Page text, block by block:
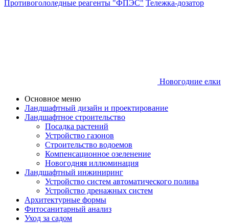
Противогололедные реагенты "ФПЭС" Тележка-дозатор
Новогодние елки
Основное меню
Ландшафтный дизайн и проектирование
Ландшафтное строительство
Посадка растений
Устройство газонов
Строительство водоемов
Компенсационное озеленение
Новогодняя иллюминация
Ландшафтный инжиниринг
Устройство систем автоматического полива
Устройство дренажных систем
Aрхитектурные формы
Фитосанитарный анализ
Уход за садом